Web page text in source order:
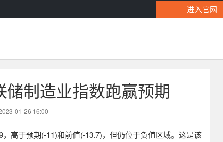
进入官网
制造业指数跑赢预期
01-26 16:00
，高于预期(-11)和前值(-13.7)，但仍位于负值区域。这是该